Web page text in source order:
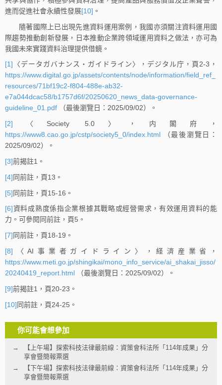
進而促進社會永續性發展[10] 。
隨著國際上已出現先進資料運用案例，我國亦須關注資料運用國
際趨勢推動創新發展，日本推動企業跨領域運用資料之做法，亦可為
我國未來實踐資料治理提供借鏡。
[1] 〈データガバナンス・ガイドライン〉，デジタル庁，頁2-3，
https://www.digital.go.jp/assets/contents/node/information/field_ref_
resources/71bf19c2-f804-488e-ab32-
e7a044dcac58/b1757d6f/20250620_news_data-governance-
guideline_01.pdf （最後瀏覽日：2025/09/02）。
[2] 〈Society 5.0〉，内閣府，
https://www8.cao.go.jp/cstp/society5_0/index.html （最後瀏覽日：
2025/09/02）。
[3]前揭註1。
[4]同前註，頁13。
[5]同前註，頁15-16。
[6]資料成熟度係指企業根據其戰略或經營需求，有效運用資料的能
力。可參閱同前註，頁5。
[7]同前註，頁18-19。
[8] 〈AI事業者ガイドライン〉，経済産業省，
https://www.meti.go.jp/shingikai/mono_info_service/ai_shakai_jisso/
20240419_report.html （最後瀏覽日：2025/09/02）。
[9]前揭註1，頁20-23。
[10]同前註，頁24-25。
你可能會想參加
【上午場】探索科技法律最前線：資策會科法所「114年成果」分
享會暨簡報票選
【下午場】探索科技法律最前線：資策會科法所「114年成果」分
享會暨簡報票選